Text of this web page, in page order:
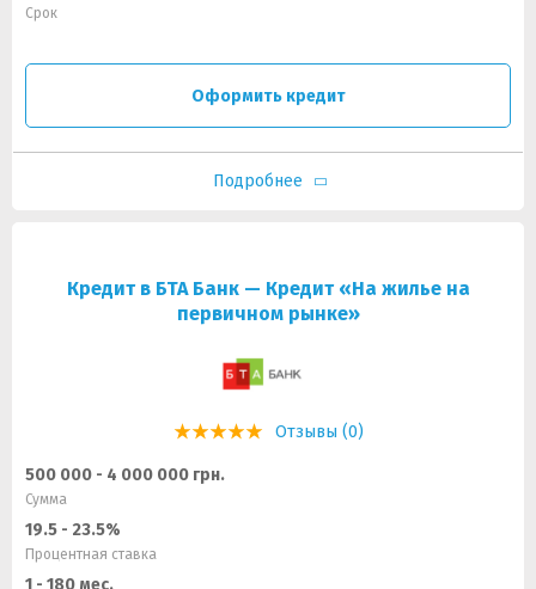
Срок
Оформить кредит
Подробнее
Кредит в БТА Банк — Кредит «На жилье на
первичном рынке»
Отзывы (0)
500 000 - 4 000 000 грн.
Сумма
19.5 - 23.5%
Процентная ставка
1 - 180 мес.